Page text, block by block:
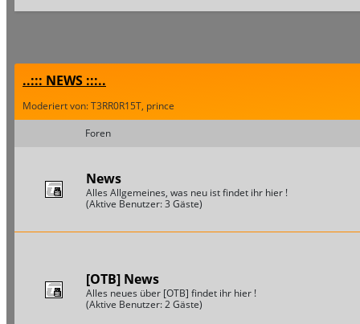
..::: NEWS :::..
Moderiert von: T3RR0R15T, prince
Foren
News
Alles Allgemeines, was neu ist findet ihr hier !
(Aktive Benutzer: 3 Gäste)
[OTB] News
Alles neues über [OTB] findet ihr hier !
(Aktive Benutzer: 2 Gäste)